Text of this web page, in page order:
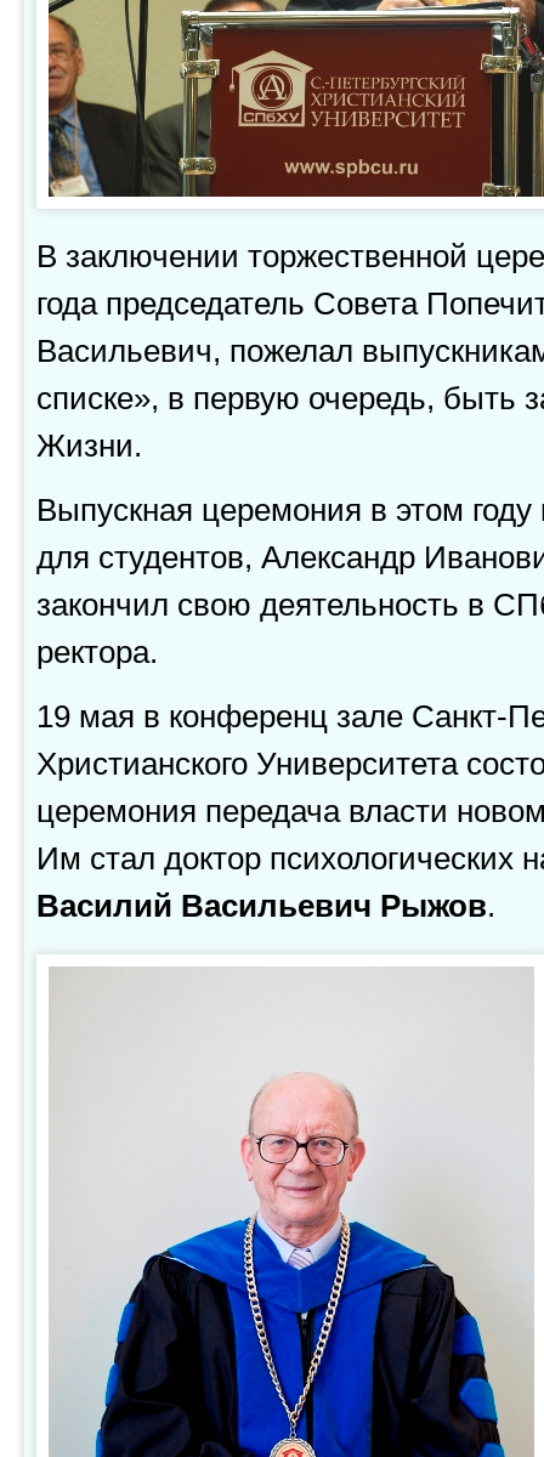
В заключении торжественной
года председатель Совета
Васильевич, пожелал
списке», в первую очередь, быть
Жизни.
Выпускная церемония в этом году
для студентов, Александр
закончил свою деятельность в
ректора.
19 мая в конференц зале Санкт-
Христианского Университета
церемония передача власти
Им стал доктор психологических
Василий Васильевич Рыжов.